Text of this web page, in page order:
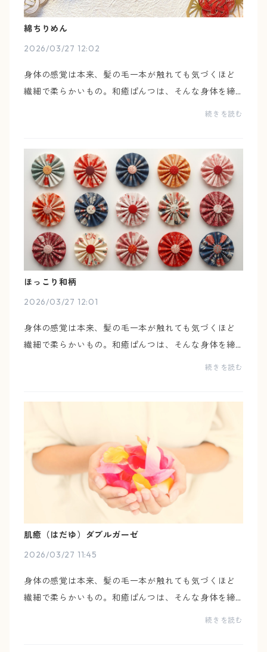
綿ちりめん
2026/03/27 12:02
身体の感覚は本来、髪の毛一本が触れても気づくほど
繊細で柔らかいもの。和癒ぱんつは、そんな身体を締
め付けず、気配のように寄り添う下着です。身体の変
続きを読む
ほっこり和柄
2026/03/27 12:01
身体の感覚は本来、髪の毛一本が触れても気づくほど
繊細で柔らかいもの。和癒ぱんつは、そんな身体を締
め付けず、気配のように寄り添う下着です。身体の変
続きを読む
肌癒（はだゆ）ダブルガーゼ
2026/03/27 11:45
身体の感覚は本来、髪の毛一本が触れても気づくほど
繊細で柔らかいもの。和癒ぱんつは、そんな身体を締
め付けず、気配のように寄り添う下着です。身体の変
続きを読む